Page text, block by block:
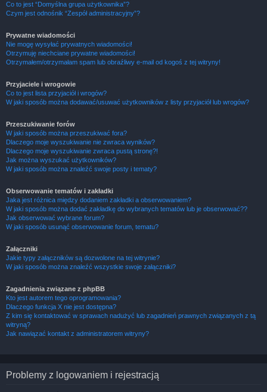
Co to jest “Domyślna grupa użytkownika”?
Czym jest odnośnik “Zespół administracyjny”?
Prywatne wiadomości
Nie mogę wysyłać prywatnych wiadomości!
Otrzymuję niechciane prywatne wiadomości!
Otrzymałem/otrzymałam spam lub obraźliwy e-mail od kogoś z tej witryny!
Przyjaciele i wrogowie
Co to jest lista przyjaciół i wrogów?
W jaki sposób można dodawać/usuwać użytkowników z listy przyjaciół lub wrogów?
Przeszukiwanie forów
W jaki sposób można przeszukiwać fora?
Dlaczego moje wyszukiwanie nie zwraca wyników?
Dlaczego moje wyszukiwanie zwraca pustą stronę?!
Jak można wyszukać użytkowników?
W jaki sposób można znaleźć swoje posty i tematy?
Obserwowanie tematów i zakładki
Jaka jest różnica między dodaniem zakładki a obserwowaniem?
W jaki sposób można dodać zakładkę do wybranych tematów lub je obserwować??
Jak obserwować wybrane forum?
W jaki sposób usunąć obserwowanie forum, tematu?
Załączniki
Jakie typy załączników są dozwolone na tej witrynie?
W jaki sposób można znaleźć wszystkie swoje załączniki?
Zagadnienia związane z phpBB
Kto jest autorem tego oprogramowania?
Dlaczego funkcja X nie jest dostępna?
Z kim się kontaktować w sprawach nadużyć lub zagadnień prawnych związanych z tą
witryną?
Jak nawiązać kontakt z administratorem witryny?
Problemy z logowaniem i rejestracją